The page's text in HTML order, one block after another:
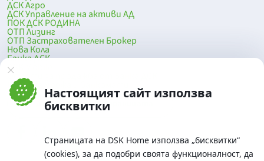
Настоящият сайт използва
бисквитки
Страницата на DSK Home използва „бисквитки“
(cookies), за да подобри своята функционалност, да
ДСК Агро
ДСК Управление на активи АД
ПОК ДСК РОДИНА
ОТП Лизинг
ОТП Застрахователен Брокер
Нова Кола
Банка ДСК
DSK Mobile
Оферти за продажба от Банка ДСК
Клонова мрежа и банкомати
До началото на страницата